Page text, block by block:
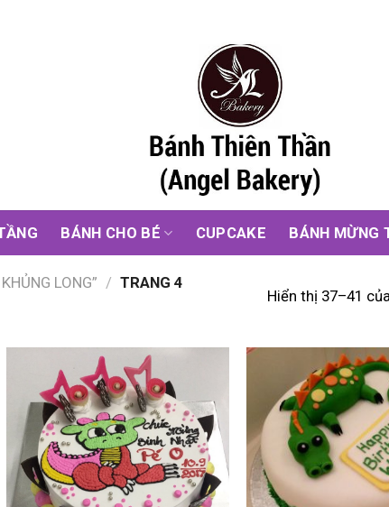
BÁNH CHO BÉ CUPCAKE BÁNH MỪNG
LONG” / TRANG 4
Hiển thị 37–41